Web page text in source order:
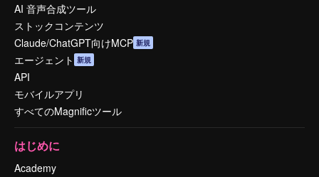
AI 音声合成ツール
ストックコンテンツ
Claude/ChatGPT向けMCP 新規
エージェント 新規
API
モバイルアプリ
すべてのMagnificツール
はじめに
Academy